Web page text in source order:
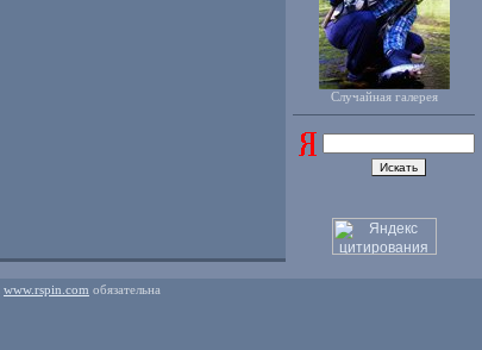
Случайная галерея
www.rspin.com обязательна